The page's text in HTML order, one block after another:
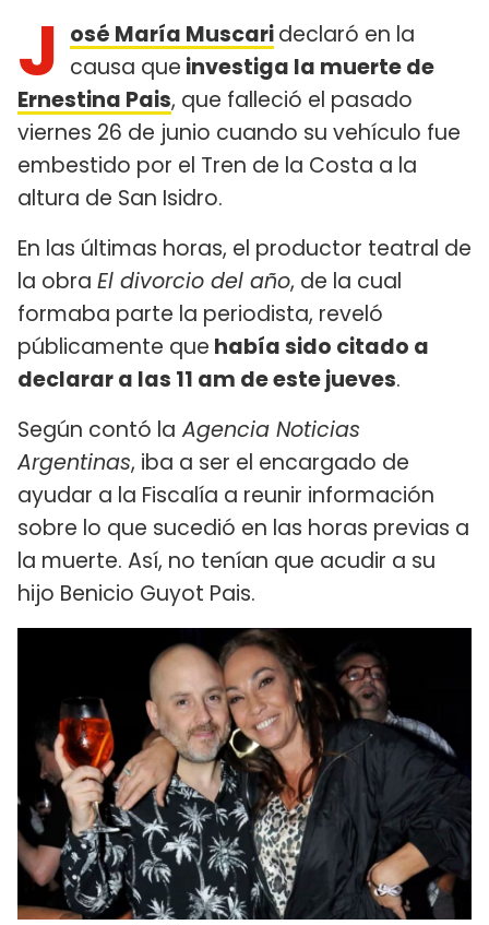
J osé María Muscarideclaró en la
causa que investiga la muerte de
Ernestina Pais, que falleció el pasado
viernes 26 de junio cuando su vehículo fue
embestido por el Tren de la Costa a la
altura de San Isidro.
En las últimas horas, el productor teatral de
la obra El divorcio del año, de la cual
formaba parte la periodista, reveló
públicamente que había sido citado a
declarar a las 11 am de este jueves.
Según contó la Agencia Noticias
Argentinas, iba a ser el encargado de
ayudar a la Fiscalía a reunir información
sobre lo que sucedió en las horas previas a
la muerte. Así, no tenían que acudir a su
hijo Benicio Guyot Pais.